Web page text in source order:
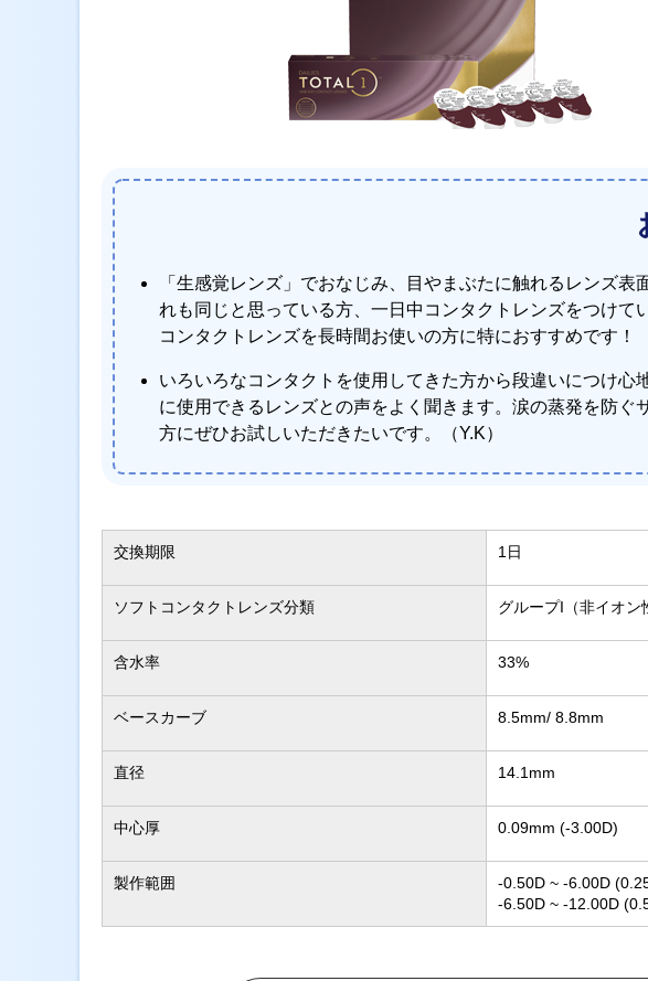
「生感覚レンズ」でおなじみ、目やまぶたに触れるレンズ
れも同じと思っている方、一日中コンタクトレンズをつけて
コンタクトレンズを長時間お使いの方に特におすすめです！
いろいろなコンタクトを使用してきた方から段違いにつけ
に使用できるレンズとの声をよく聞きます。涙の蒸発を防
方にぜひお試しいただきたいです。（Y.K）
交換期限 1日
ソフトコンタクトレンズ分類 グループI（非イオン
含水率 33%
ベースカーブ 8.5mm 8.8mm
直径 14.1mm
中心厚 0.09mm (-3.00D)
製作範囲
-0.50D ~ -6.00D
-6.50D ~ -12.00D